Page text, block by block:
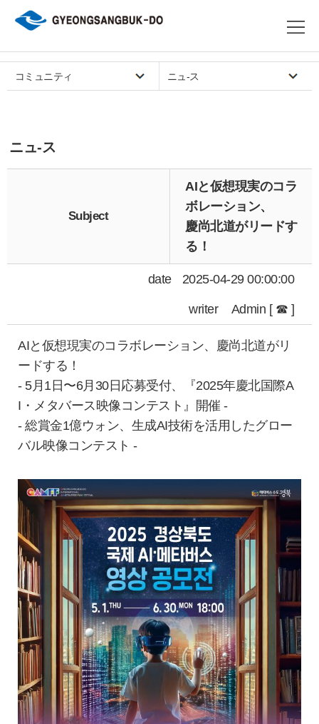
コミュニティ ニュ-ス
ニュ-ス
Subject
AIと仮想現実のコラ
ボレーション、
慶尚北道がリードす
る！
date 2025-04-29 00:00:00
writer Admin [ ☎ ]
AIと仮想現実のコラボレーション、慶尚北道がリ
ードする！
- 5月1日〜6月30日応募受付、『2025年慶北国際A
I・メタバース映像コンテスト』開催 -
- 総賞金1億ウォン、生成AI技術を活用したグロー
バル映像コンテスト -